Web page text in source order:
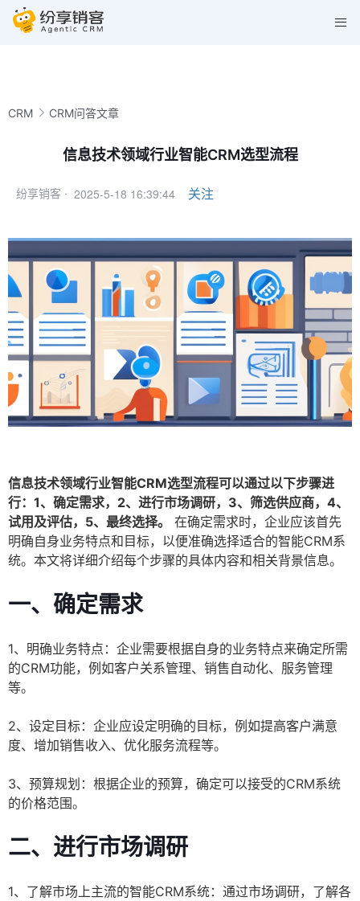
CRM CRM问答文章
信息技术领域行业智能CRM选型流程
纷享销客 · 2025-5-18 16:39:44 关注
信息技术领域行业智能CRM选型流程可以通过以下步骤进
行：1、确定需求，2、进行市场调研，3、筛选供应商，4、
试用及评估，5、最终选择。
在确定需求时，企业应该首先
明确自身业务特点和目标，以便准确选择适合的智能CRM系
统。本文将详细介绍每个步骤的具体内容和相关背景信息。
一、确定需求
1、明确业务特点：企业需要根据自身的业务特点来确定所需
的CRM功能，例如客户关系管理、销售自动化、服务管理
等。
2、设定目标：企业应设定明确的目标，例如提高客户满意
度、增加销售收入、优化服务流程等。
3、预算规划：根据企业的预算，确定可以接受的CRM系统
的价格范围。
二、进行市场调研
1、了解市场上主流的智能CRM系统：通过市场调研，了解各